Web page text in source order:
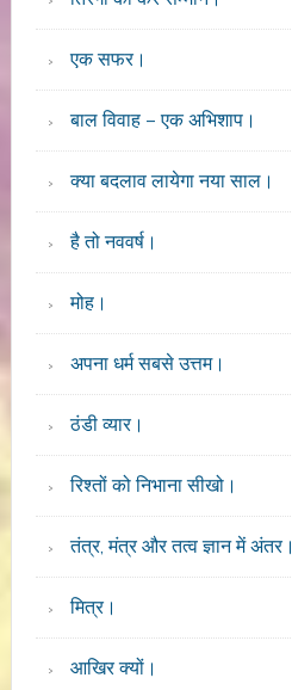
एक सफर।
बाल विवाह – एक अभिशाप।
क्या बदलाव लायेगा नया साल।
है तो नववर्ष।
मोह।
अपना धर्म सबसे उत्तम।
ठंडी व्यार।
रिश्तों को निभाना सीखो।
तंत्र, मंत्र और तत्व ज्ञान में अंतर।
मित्र।
आखिर क्यों।